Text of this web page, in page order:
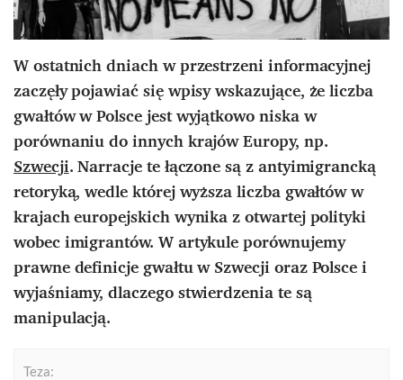
W ostatnich dniach w przestrzeni informacyjnej
zaczęły pojawiać się wpisy wskazujące, że liczba
gwałtów w Polsce jest wyjątkowo niska w
porównaniu do innych krajów Europy, np.
Szwecji. Narracje te łączone są z antyimigrancką
retoryką, wedle której wyższa liczba gwałtów w
krajach europejskich wynika z otwartej polityki
wobec imigrantów. W artykule porównujemy
prawne definicje gwałtu w Szwecji oraz Polsce i
wyjaśniamy, dlaczego stwierdzenia te są
manipulacją.
Teza: